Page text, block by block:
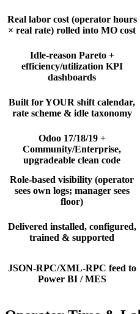
Real labor cost (operator hours
× real rate) rolled into MO cost
Idle-reason Pareto +
efficiency/utilization KPI
dashboards
Built for YOUR shift calendar,
rate scheme & idle taxonomy
Odoo 17/18/19 +
Community/Enterprise,
upgradeable clean code
Role-based visibility (operator
sees own logs; manager sees
floor)
Delivered installed, configured,
trained & supported
JSON-RPC/XML-RPC feed to
Power BI / MES